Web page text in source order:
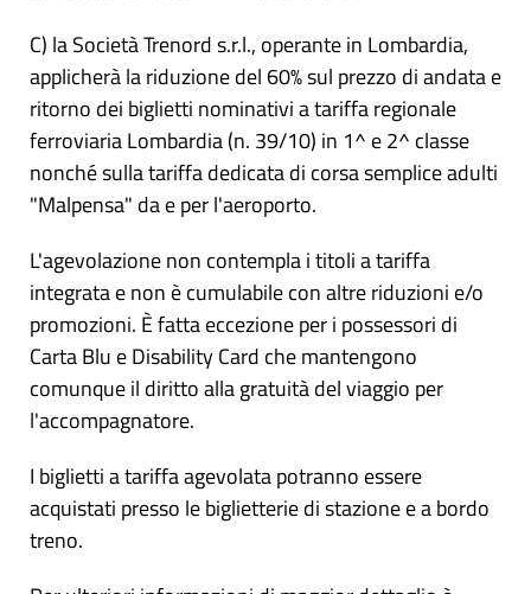
C) la Società Trenord s.r.l., operante in Lombardia,
applicherà la riduzione del 60% sul prezzo di andata e
ritorno dei biglietti nominativi a tariffa regionale
ferroviaria Lombardia (n. 39/10) in 1^ e 2^ classe
nonché sulla tariffa dedicata di corsa semplice adulti
"Malpensa" da e per l'aeroporto.
L'agevolazione non contempla i titoli a tariffa
integrata e non è cumulabile con altre riduzioni e/o
promozioni. È fatta eccezione per i possessori di
Carta Blu e Disability Card che mantengono
comunque il diritto alla gratuità del viaggio per
l'accompagnatore.
I biglietti a tariffa agevolata potranno essere
acquistati presso le biglietterie di stazione e a bordo
treno.